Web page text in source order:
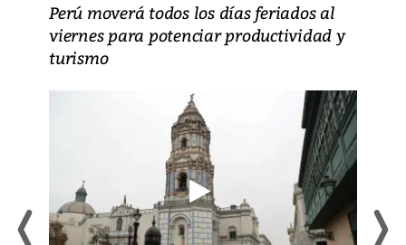
Perú moverá todos los días feriados al
viernes para potenciar productividad y
turismo